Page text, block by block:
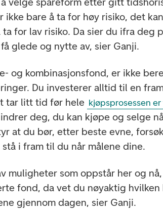
ikke bare å ta for høy risiko, det
for lav risiko. Da sier du ifra deg
glede og nytte av, sier Ganji.
og kombinasjonsfond, er ikke
Du investerer alltid til en
tar litt tid før hele kjøpsprosessen
deg, du kan kjøpe og selge
at du bør, etter beste evne,
i fram til du når målene dine.
muligheter som oppstår her og
fond, da vet du nøyaktig hvilken
gjennom dagen, sier Ganji.